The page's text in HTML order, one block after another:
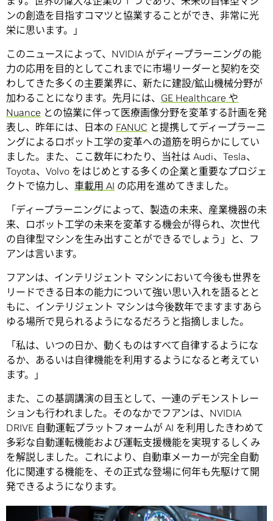
ンの創造を目指すコマツと協業することができ、非常に光
栄に思います。」
このニュースによって、NVIDIA がディープラーニングの能
力の応用を目的としてこれまでに市場リーダーと契約を交
わしてきた多くの主要業界に、新たに建設/鉱山機械分野が
加わることになります。先月には、 GE Healthcare や
Nuance との協業に伴って医療画像分野を変革する計画を発
表し、昨年には、日本の FANUC と提携してディープラーニ
ングによるロボット工学の変革への道筋を明らかにしてい
ました。また、ここ数年にわたり、当社は Audi、Tesla、
Toyota、Volvo をはじめとする多くの企業と重要なプロジェ
クトで協力し、 車載用 AI の応用を進めてきました。
「ディープラーニングによって、製造の未来、産業機器の未
来、ロボット工学の未来を変革する機会が得られ、次世代
の自律型マシンを生み出すことができるでしょう」と、フ
アンは言います。
フアンは、インテリジェント マシンにおいて今後も世界を
リードできる日本の能力について強い思い入れを語るとと
もに、インテリジェント マシンは今後数年でますますあら
ゆる場所で見られるようになるだろうと指摘しました。
「私は、いつの日か、動くものはすべて自律するようにな
るか、あるいは自律機能を利用するようになると考えてい
ます。」
また、この基調講演の目玉として、一連のデモンストレー
ションも行われました。そのなかでフアンは、NVIDIA
DRIVE 自動運転プラットフォームが AI を利用したきわめて
多彩な自動運転機能および運転支援機能を実現するしくみ
を解説しました。これにより、自動車メーカーが完全自動
化に関連する機能を、その正式な登場に何年も先駆けて開
発できるようになります。